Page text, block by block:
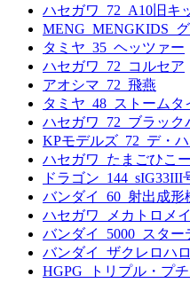
ハセガワ_72_A10旧キ
MENG_MENGKIDS_
タミヤ_35_ヘッツァー
ハセガワ_72_コルセア
アオシマ_72_飛燕
タミヤ_48_ストームタ
ハセガワ_72_ブラッ
KPモデルズ_72_デ・
ハセガワ_たまごひこ
ドラゴン_144_sIG33III
バンダイ_60_射出成形
ハセガワ_メカトロメ
バンダイ_5000_スタ
バンダイ_ザクレロハロ
HGPG_トリプル・プ